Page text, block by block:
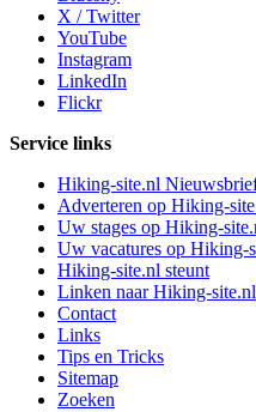
X / Twitter
YouTube
Instagram
LinkedIn
Flickr
Service links
Hiking-site.nl
Adverteren op Hiking-
Uw stages op Hiking-
Uw vacatures op Hiking-
Hiking-site.nl steunt
Linken naar Hiking-site.nl
Contact
Links
Tips en Tricks
Sitemap
Zoeken